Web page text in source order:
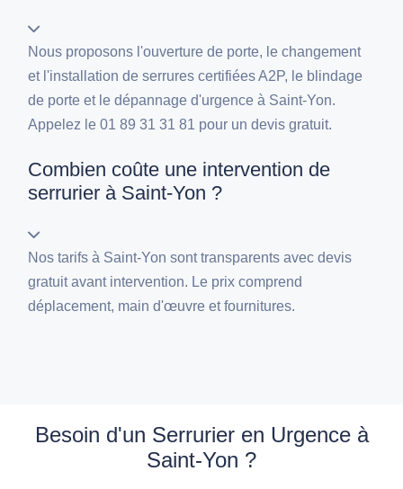
Nous proposons l'ouverture de porte, le changement
et l'installation de serrures certifiées A2P, le blindage
de porte et le dépannage d'urgence à Saint-Yon.
Appelez le 01 89 31 31 81 pour un devis gratuit.
Combien coûte une intervention de
serrurier à Saint-Yon ?
Nos tarifs à Saint-Yon sont transparents avec devis
gratuit avant intervention. Le prix comprend
déplacement, main d'œuvre et fournitures.
Besoin d'un Serrurier en Urgence à
Saint-Yon ?